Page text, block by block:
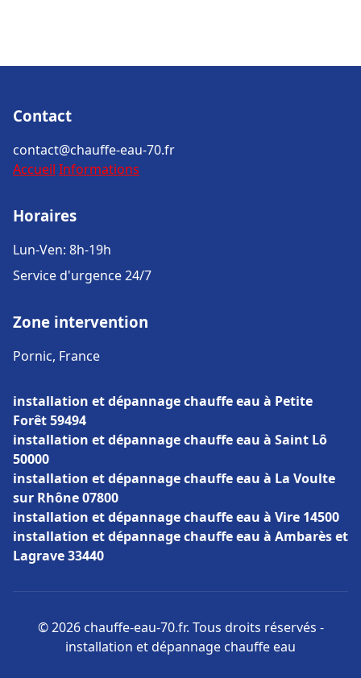
Contact
contact@chauffe-eau-70.fr
Accueil Informations
Horaires
Lun-Ven: 8h-19h
Service d'urgence 24/7
Zone intervention
Pornic, France
installation et dépannage chauffe eau à Petite
Forêt 59494
installation et dépannage chauffe eau à Saint Lô
50000
installation et dépannage chauffe eau à La Voulte
sur Rhône 07800
installation et dépannage chauffe eau à Vire 14500
installation et dépannage chauffe eau à Ambarès et
Lagrave 33440
© 2026 chauffe-eau-70.fr. Tous droits réservés -
installation et dépannage chauffe eau